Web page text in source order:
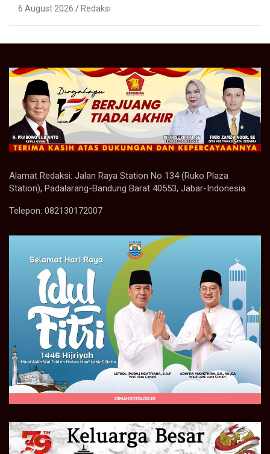
6 August 2026 Redaksi
Alamat Redaksi: Jalan Raya Station No 134 (Ruko Plaza
Station), Padalarang-Bandung Barat 40553, Jabar-Indonesia.
Telepon: 082130172007